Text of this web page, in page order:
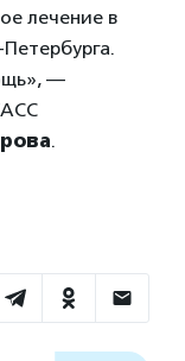
лечение в
—
.